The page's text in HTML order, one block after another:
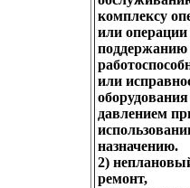
комплексу
или операции
поддержанию
или
давлением
назначению.
2)
ремонт,